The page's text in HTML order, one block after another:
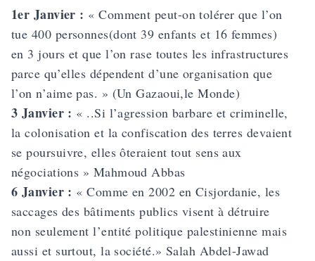
1er Janvier : « Comment peut-on tolérer que l’on
tue 400 personnes(dont 39 enfants et 16 femmes)
en 3 jours et que l’on rase toutes les infrastructures
parce qu’elles dépendent d’une organisation que
l’on n’aime pas. » (Un Gazaoui,le Monde)
3 Janvier : « ..Si l’agression barbare et criminelle,
la colonisation et la confiscation des terres devaient
se poursuivre, elles ôteraient tout sens aux
négociations » Mahmoud Abbas
6 Janvier : « Comme en 2002 en Cisjordanie, les
saccages des bâtiments publics visent à détruire
non seulement l’entité politique palestinienne mais
aussi et surtout, la société.» Salah Abdel-Jawad